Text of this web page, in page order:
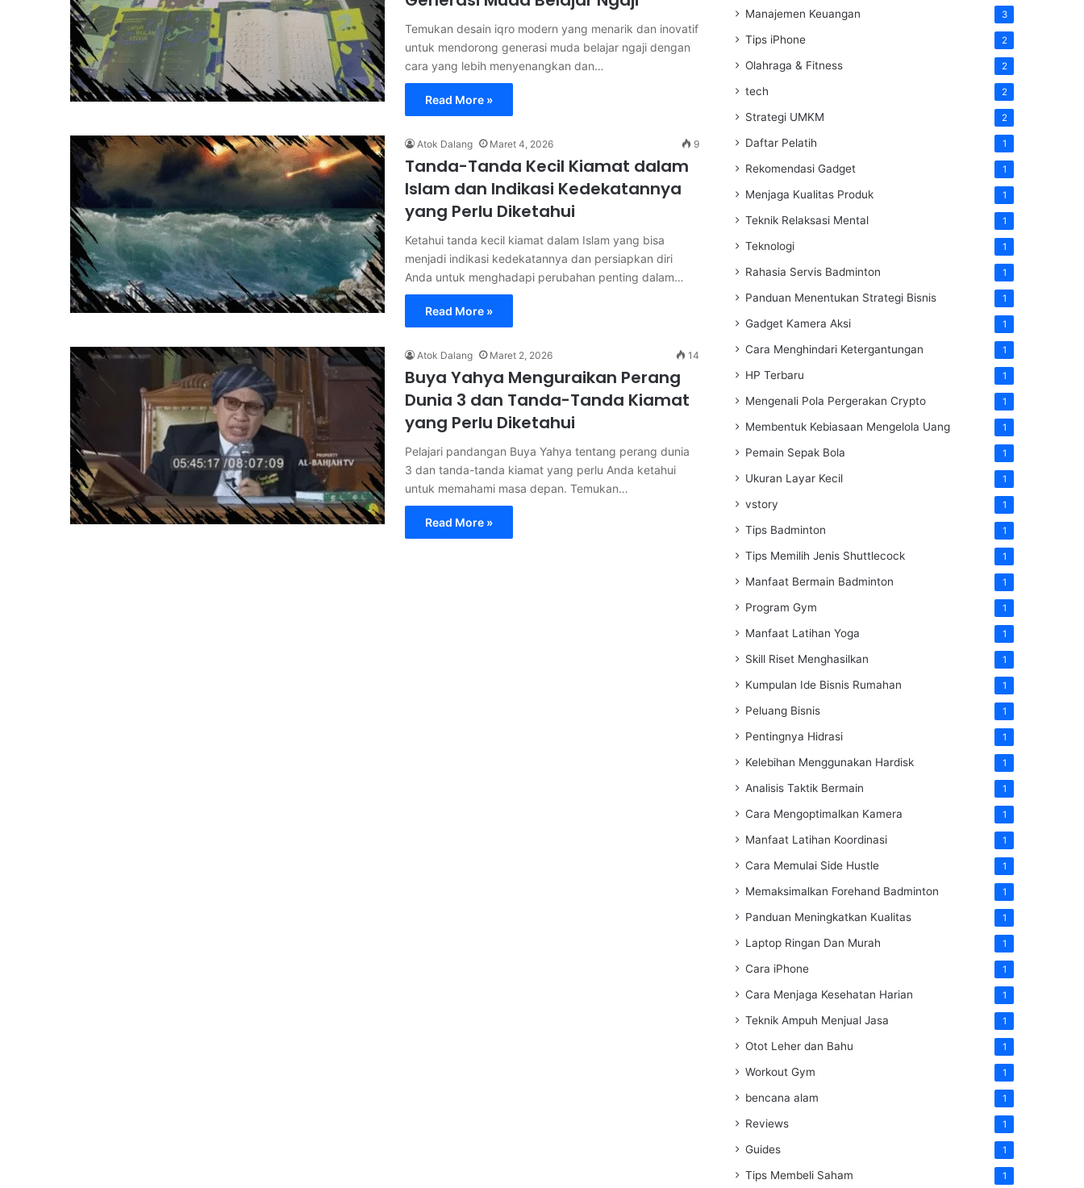
Temukan desain iqro modern yang menarik dan inovatif
untuk mendorong generasi muda belajar ngaji dengan
cara yang lebih menyenangkan dan…
Read More »
Atok Dalang Maret 4, 2026 9
Tanda-Tanda Kecil Kiamat dalam
Islam dan Indikasi Kedekatannya
yang Perlu Diketahui
Ketahui tanda kecil kiamat dalam Islam yang bisa
menjadi indikasi kedekatannya dan persiapkan diri
Anda untuk menghadapi perubahan penting dalam…
Read More »
Atok Dalang Maret 2, 2026 14
Buya Yahya Menguraikan Perang
Dunia 3 dan Tanda-Tanda Kiamat
yang Perlu Diketahui
Pelajari pandangan Buya Yahya tentang perang dunia
3 dan tanda-tanda kiamat yang perlu Anda ketahui
untuk memahami masa depan. Temukan…
Read More »
Manajemen Keuangan 3
Tips iPhone 2
Olahraga & Fitness 2
tech 2
Strategi UMKM 2
Daftar Pelatih 1
Rekomendasi Gadget 1
Menjaga Kualitas Produk 1
Teknik Relaksasi Mental 1
Teknologi 1
Rahasia Servis Badminton 1
Panduan Menentukan Strategi Bisnis 1
Gadget Kamera Aksi 1
Cara Menghindari Ketergantungan 1
HP Terbaru 1
Mengenali Pola Pergerakan Crypto 1
Membentuk Kebiasaan Mengelola Uang 1
Pemain Sepak Bola 1
Ukuran Layar Kecil 1
vstory 1
Tips Badminton 1
Tips Memilih Jenis Shuttlecock 1
Manfaat Bermain Badminton 1
Program Gym 1
Manfaat Latihan Yoga 1
Skill Riset Menghasilkan 1
Kumpulan Ide Bisnis Rumahan 1
Peluang Bisnis 1
Pentingnya Hidrasi 1
Kelebihan Menggunakan Hardisk 1
Analisis Taktik Bermain 1
Cara Mengoptimalkan Kamera 1
Manfaat Latihan Koordinasi 1
Cara Memulai Side Hustle 1
Memaksimalkan Forehand Badminton 1
Panduan Meningkatkan Kualitas 1
Laptop Ringan Dan Murah 1
Cara iPhone 1
Cara Menjaga Kesehatan Harian 1
Teknik Ampuh Menjual Jasa 1
Otot Leher dan Bahu 1
Workout Gym 1
bencana alam 1
Reviews 1
Guides 1
Tips Membeli Saham 1